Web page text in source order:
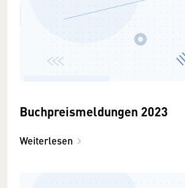
Buchpreismeldungen 2023
Weiterlesen